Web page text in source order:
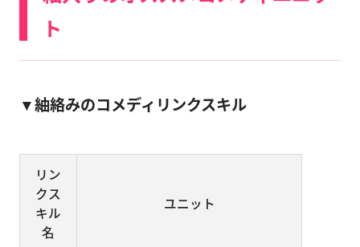
ト
▼紬絡みのコメディリンクスキル
リン
クス
キル
名
ユニット